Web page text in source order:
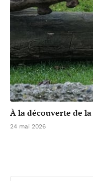
À la découverte de
24 mai 2026